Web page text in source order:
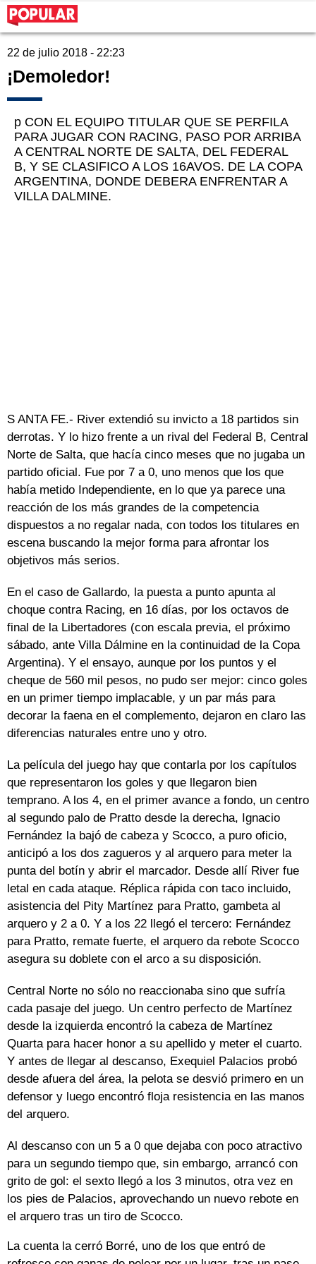
22 de julio 2018 - 22:23
¡Demoledor!
p CON EL EQUIPO TITULAR QUE SE PERFILA
PARA JUGAR CON RACING, PASO POR ARRIBA
A CENTRAL NORTE DE SALTA, DEL FEDERAL
B, Y SE CLASIFICO A LOS 16AVOS. DE LA COPA
ARGENTINA, DONDE DEBERA ENFRENTAR A
VILLA DALMINE.
S ANTA FE.- River extendió su invicto a 18 partidos sin
derrotas. Y lo hizo frente a un rival del Federal B, Central
Norte de Salta, que hacía cinco meses que no jugaba un
partido oficial. Fue por 7 a 0, uno menos que los que
había metido Independiente, en lo que ya parece una
reacción de los más grandes de la competencia
dispuestos a no regalar nada, con todos los titulares en
escena buscando la mejor forma para afrontar los
objetivos más serios.
En el caso de Gallardo, la puesta a punto apunta al
choque contra Racing, en 16 días, por los octavos de
final de la Libertadores (con escala previa, el próximo
sábado, ante Villa Dálmine en la continuidad de la Copa
Argentina). Y el ensayo, aunque por los puntos y el
cheque de 560 mil pesos, no pudo ser mejor: cinco goles
en un primer tiempo implacable, y un par más para
decorar la faena en el complemento, dejaron en claro las
diferencias naturales entre uno y otro.
La película del juego hay que contarla por los capítulos
que representaron los goles y que llegaron bien
temprano. A los 4, en el primer avance a fondo, un centro
al segundo palo de Pratto desde la derecha, Ignacio
Fernández la bajó de cabeza y Scocco, a puro oficio,
anticipó a los dos zagueros y al arquero para meter la
punta del botín y abrir el marcador. Desde allí River fue
letal en cada ataque. Réplica rápida con taco incluido,
asistencia del Pity Martínez para Pratto, gambeta al
arquero y 2 a 0. Y a los 22 llegó el tercero: Fernández
para Pratto, remate fuerte, el arquero da rebote Scocco
asegura su doblete con el arco a su disposición.
Central Norte no sólo no reaccionaba sino que sufría
cada pasaje del juego. Un centro perfecto de Martínez
desde la izquierda encontró la cabeza de Martínez
Quarta para hacer honor a su apellido y meter el cuarto.
Y antes de llegar al descanso, Exequiel Palacios probó
desde afuera del área, la pelota se desvió primero en un
defensor y luego encontró floja resistencia en las manos
del arquero.
Al descanso con un 5 a 0 que dejaba con poco atractivo
para un segundo tiempo que, sin embargo, arrancó con
grito de gol: el sexto llegó a los 3 minutos, otra vez en
los pies de Palacios, aprovechando un nuevo rebote en
el arquero tras un tiro de Scocco.
La cuenta la cerró Borré, uno de los que entró de